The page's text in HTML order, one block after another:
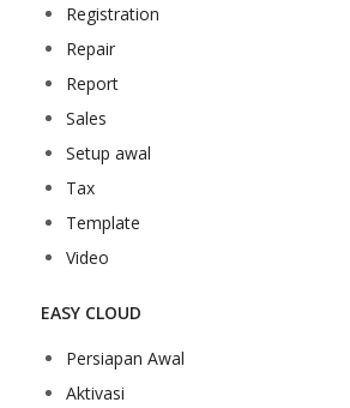
Registration
Repair
Report
Sales
Setup awal
Tax
Template
Video
EASY CLOUD
Persiapan Awal
Aktivasi